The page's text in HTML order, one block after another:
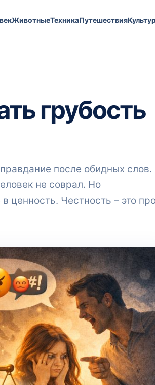
ЖивотныеТехникаПутешествия
грубость
после обидных слов.
не соврал. Но
ценность. Честность – это